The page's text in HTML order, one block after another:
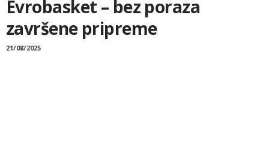
Evrobasket – bez poraza
završene pripreme
21/08/2025